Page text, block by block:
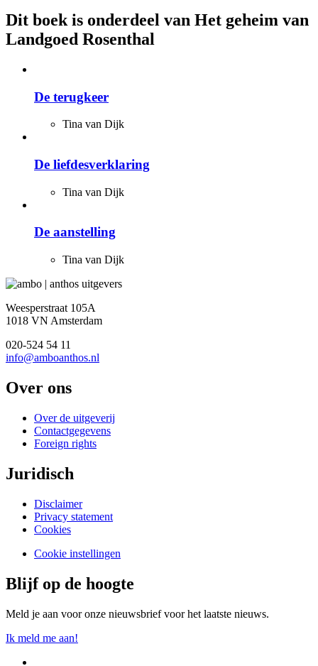
Dit boek is onderdeel van Het geheim van
Landgoed Rosenthal
De terugkeer
Tina van Dijk
De liefdesverklaring
Tina van Dijk
De aanstelling
Tina van Dijk
Weesperstraat 105A
1018 VN Amsterdam
020-524 54 11
info@amboanthos.nl
Over ons
Over de uitgeverij
Contactgegevens
Foreign rights
Juridisch
Disclaimer
Privacy statement
Cookies
Cookie instellingen
Blijf op de hoogte
Meld je aan voor onze nieuwsbrief voor het laatste nieuws.
Ik meld me aan!